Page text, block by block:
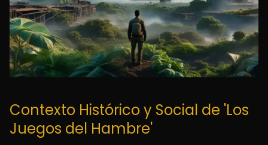
Contexto Histórico y Social de 'Los
Juegos del Hambre'